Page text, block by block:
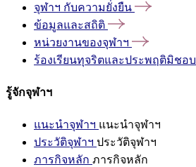
จุฬาฯ กับความยั่งยืน
ข้อมูลและสถิติ
หน่วยงานของจุฬาฯ
ร้องเรียนทุจริตและประพฤติมิชอบ
รู้จักจุฬาฯ
แนะนำจุฬาฯ แนะนำจุฬาฯ
ประวัติจุฬาฯ ประวัติจุฬาฯ
ภารกิจหลัก ภารกิจหลัก